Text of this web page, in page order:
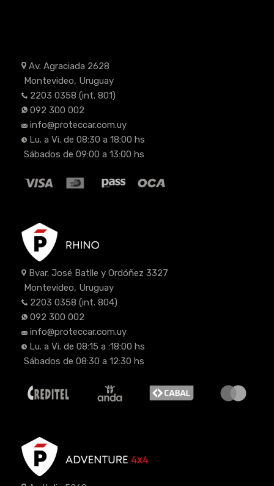
Av. Agraciada 2628
Montevideo, Uruguay
2203 0358 (int. 801)
092 300 002
info@proteccar.com.uy
Lu. a Vi. de 08:30 a 18:00 hs
Sábados de 09:00 a 13:00 hs
Bvar. José Batlle y Ordóñez 3327
Montevideo, Uruguay
2203 0358 (int. 804)
092 300 002
info@proteccar.com.uy
Lu. a Vi. de 08:15 a :18:00 hs
Sábados de 08:30 a 12:30 hs